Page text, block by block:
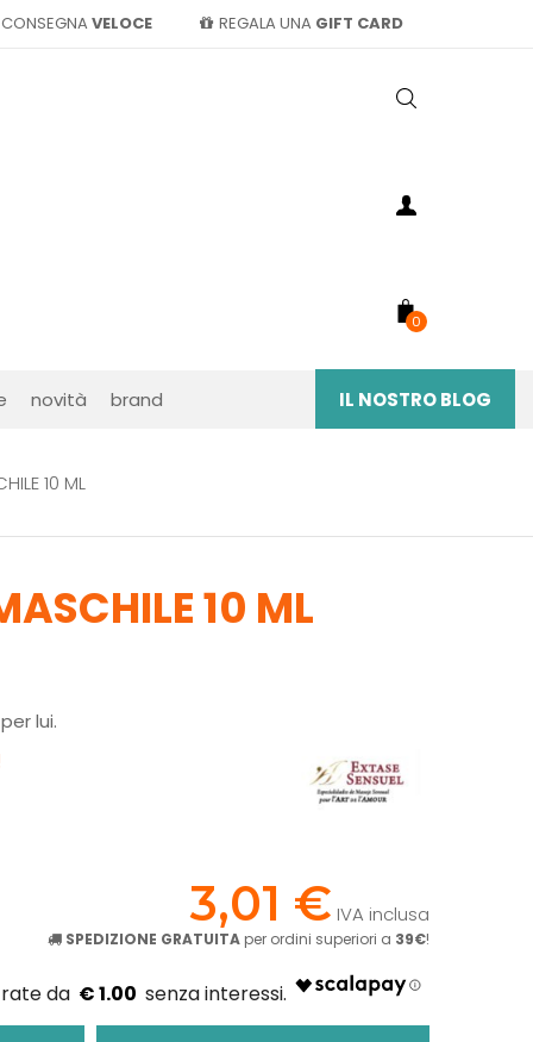
CONSEGNA VELOCE REGALA UNA GIFT CARD
0
novità brand IL NOSTRO BLOG
10 ML
10 ML
lui.
3,01 € IVA inclusa
SPEDIZIONE GRATUITA per ordini superiori a 39€!
€ 1.00